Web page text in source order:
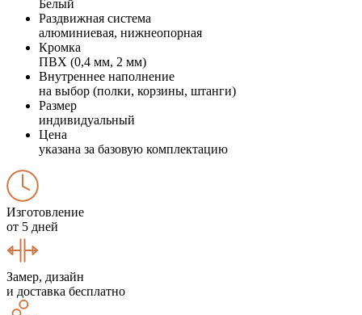
Белый
Раздвижная система
алюминиевая, нижнеопорная
Кромка
ПВХ (0,4 мм, 2 мм)
Внутреннее наполнение
на выбор (полки, корзины, штанги)
Размер
индивидуальный
Цена
указана за базовую комплектацию
Изготовление
от 5 дней
Замер, дизайн
и доставка бесплатно